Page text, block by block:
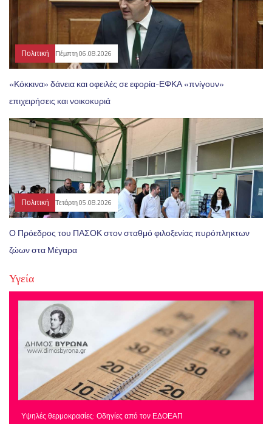
Πολιτική Πέμπτη 06.08.2026
«Κόκκινα» δάνεια και οφειλές σε εφορία-ΕΦΚΑ «πνίγουν»
επιχειρήσεις και νοικοκυριά
Πολιτική Τετάρτη 05.08.2026
Ο Πρόεδρος του ΠΑΣΟΚ στον σταθμό φιλοξενίας πυρόπληκτων
ζώων στα Μέγαρα
Υγεία
Υψηλές θερμοκρασίες: Οδηγίες από τον ΕΔΟΕΑΠ